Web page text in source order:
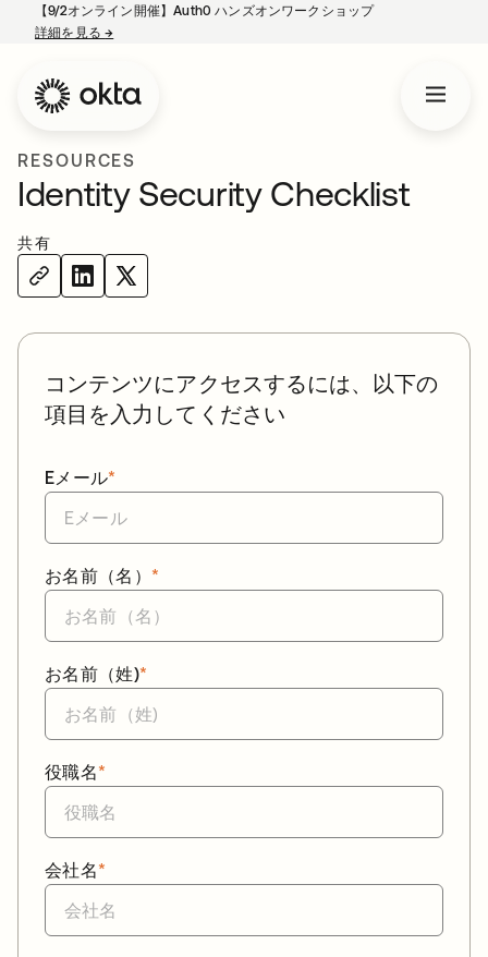
【9/2オンライン開催】Auth0 ハンズオンワークショップ
詳細を見る→
RESOURCES
Identity Security Checklist
共有
コンテンツにアクセスするには、以下の
項目を入力してください
*
Eメール
*
お名前（名）
*
お名前（姓)
*
役職名
*
会社名